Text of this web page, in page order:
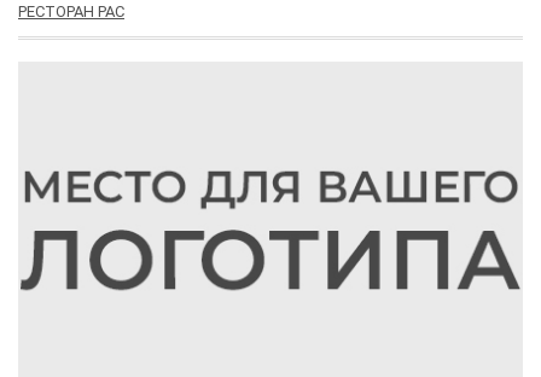
РЕСТОРАН РАС